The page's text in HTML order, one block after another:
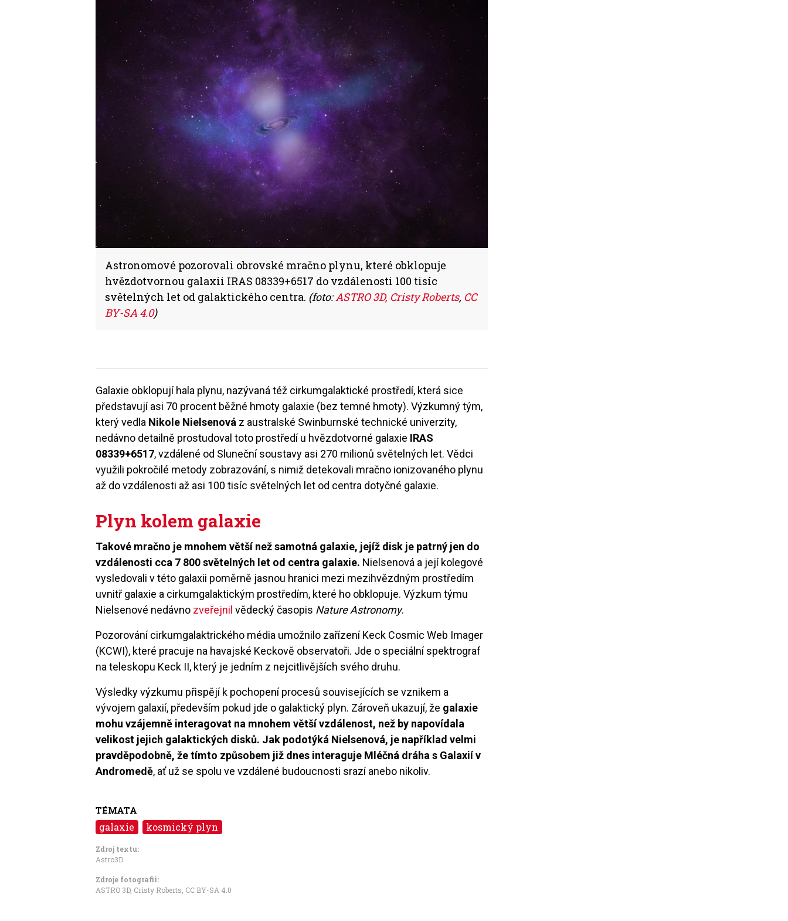
Astronomové pozorovali obrovské mračno plynu, které obklopuje
hvězdotvornou galaxii IRAS 08339+6517 do vzdálenosti 100 tisíc
světelných let od galaktického centra. (foto:ASTRO 3D, Cristy Roberts, CC
BY-SA 4.0)
Galaxie obklopují hala plynu, nazývaná též cirkumgalaktické prostředí, která sice
představují asi 70 procent běžné hmoty galaxie (bez temné hmoty). Výzkumný tým,
který vedla Nikole Nielsenová z australské Swinburnské technické univerzity,
nedávno detailně prostudoval toto prostředí u hvězdotvorné galaxie IRAS
08339+6517, vzdálené od Sluneční soustavy asi 270 milionů světelných let. Vědci
využili pokročilé metody zobrazování, s nimiž detekovali mračno ionizovaného plynu
až do vzdálenosti až asi 100 tisíc světelných let od centra dotyčné galaxie.
Plyn kolem galaxie
Takové mračno je mnohem větší než samotná galaxie, jejíž disk je patrný jen do
vzdálenosti cca 7 800 světelných let od centra galaxie. Nielsenová a její kolegové
vysledovali v této galaxii poměrně jasnou hranici mezi mezihvězdným prostředím
uvnitř galaxie a cirkumgalaktickým prostředím, které ho obklopuje. Výzkum týmu
Nielsenové nedávno zveřejnilvědecký časopis Nature Astronomy.
Pozorování cirkumgalaktrického média umožnilo zařízení Keck Cosmic Web Imager
(KCWI), které pracuje na havajské Keckově observatoři. Jde o speciální spektrograf
na teleskopu Keck II, který je jedním z nejcitlivějších svého druhu.
Výsledky výzkumu přispějí k pochopení procesů souvisejících se vznikem a
vývojem galaxií, především pokud jde o galaktický plyn. Zároveň ukazují, že galaxie
mohu vzájemně interagovat na mnohem větší vzdálenost, než by napovídala
velikost jejich galaktických disků. Jak podotýká Nielsenová, je například velmi
pravděpodobně, že tímto způsobem již dnes interaguje Mléčná dráha s Galaxií v
Andromedě, ať už se spolu ve vzdálené budoucnosti srazí anebo nikoliv.
TÉMATA
galaxie kosmický plyn
Zdroj textu:
Astro3D
Zdroje fotografii:
ASTRO 3D, Cristy Roberts CC BY-SA 4.0